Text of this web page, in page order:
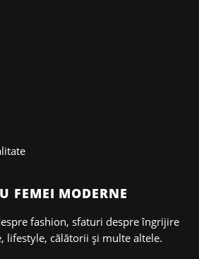
FEMEI MODERNE
fashion, sfaturi despre îngrijire
lifestyle, călătorii și multe altele.